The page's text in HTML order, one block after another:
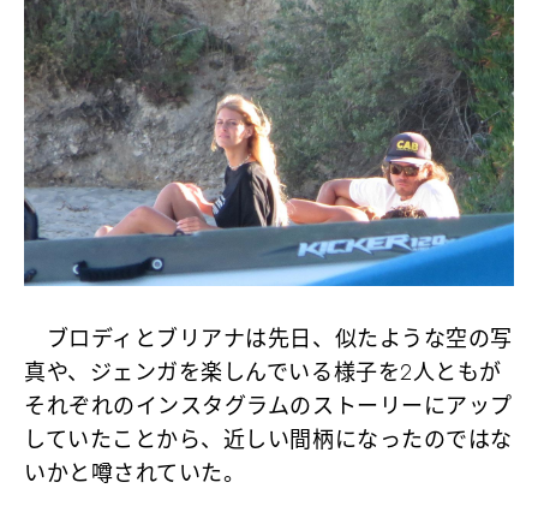
ブロディとブリアナは先日、似たような空の写
真や、ジェンガを楽しんでいる様子を2人ともが
それぞれのインスタグラムのストーリーにアップ
していたことから、近しい間柄になったのではな
いかと噂されていた。